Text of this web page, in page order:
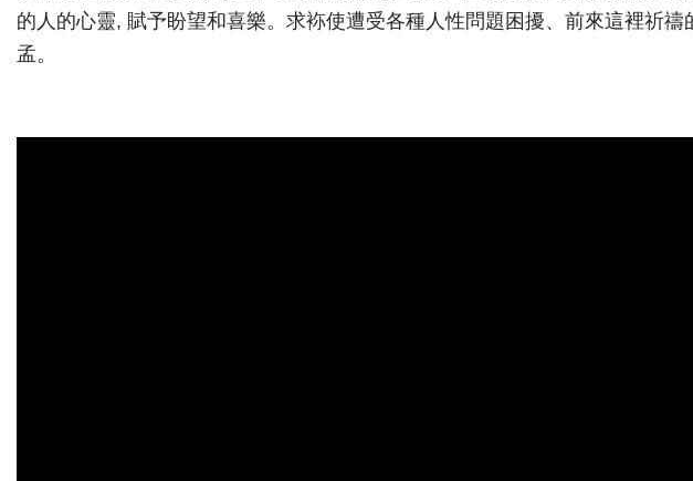
的人的心靈, 賦予盼望和喜樂。求袮使遭受各種人性問題困擾、前來這裡祈
孟。